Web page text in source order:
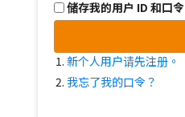
储存我的用户 ID 和口令
新个人用户请先注册。
我忘了我的口令？